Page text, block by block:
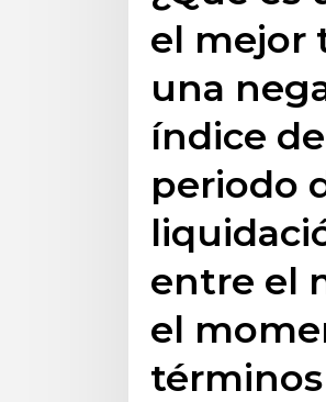
el mejor
una
índice
periodo
entre el
el